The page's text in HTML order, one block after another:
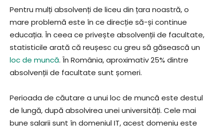
Pentru mulți absolvenți de liceu din țara noastră, o
mare problemă este în ce direcție să-și continue
educația. În ceea ce privește absolvenții de facultate,
statisticile arată că reușesc cu greu să găsească un
loc de muncă. În România, aproximativ 25% dintre
absolvenții de facultate sunt șomeri.
Perioada de căutare a unui loc de muncă este destul
de lungă, după absolvirea unei universități. Cele mai
bune salarii sunt în domeniul IT, acest domeniu este